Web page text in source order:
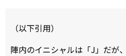
（以下引用）
陣内のイニシャルは「J」だが